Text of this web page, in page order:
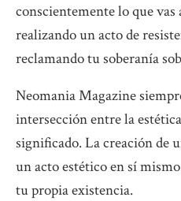
conscientemente lo que vas
realizando un acto de
reclamando tu soberanía
Neomania Magazine
intersección entre la
significado. La creación de
un acto estético en sí
tu propia existencia.